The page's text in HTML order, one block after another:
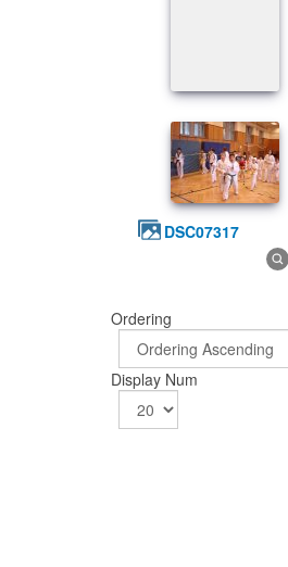
DSC07317
Ordering
Display Num